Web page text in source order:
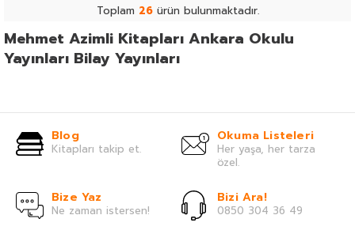
Toplam 26ürün bulunmaktadır.
Mehmet Azimli Kitapları Ankara Okulu
Yayınları Bilay Yayınları
Blog
Kitapları takip et.
Okuma Listeleri
Her yaşa, her tarza
özel.
Bize Yaz
Ne zaman istersen!
Bizi Ara!
0850 304 36 49